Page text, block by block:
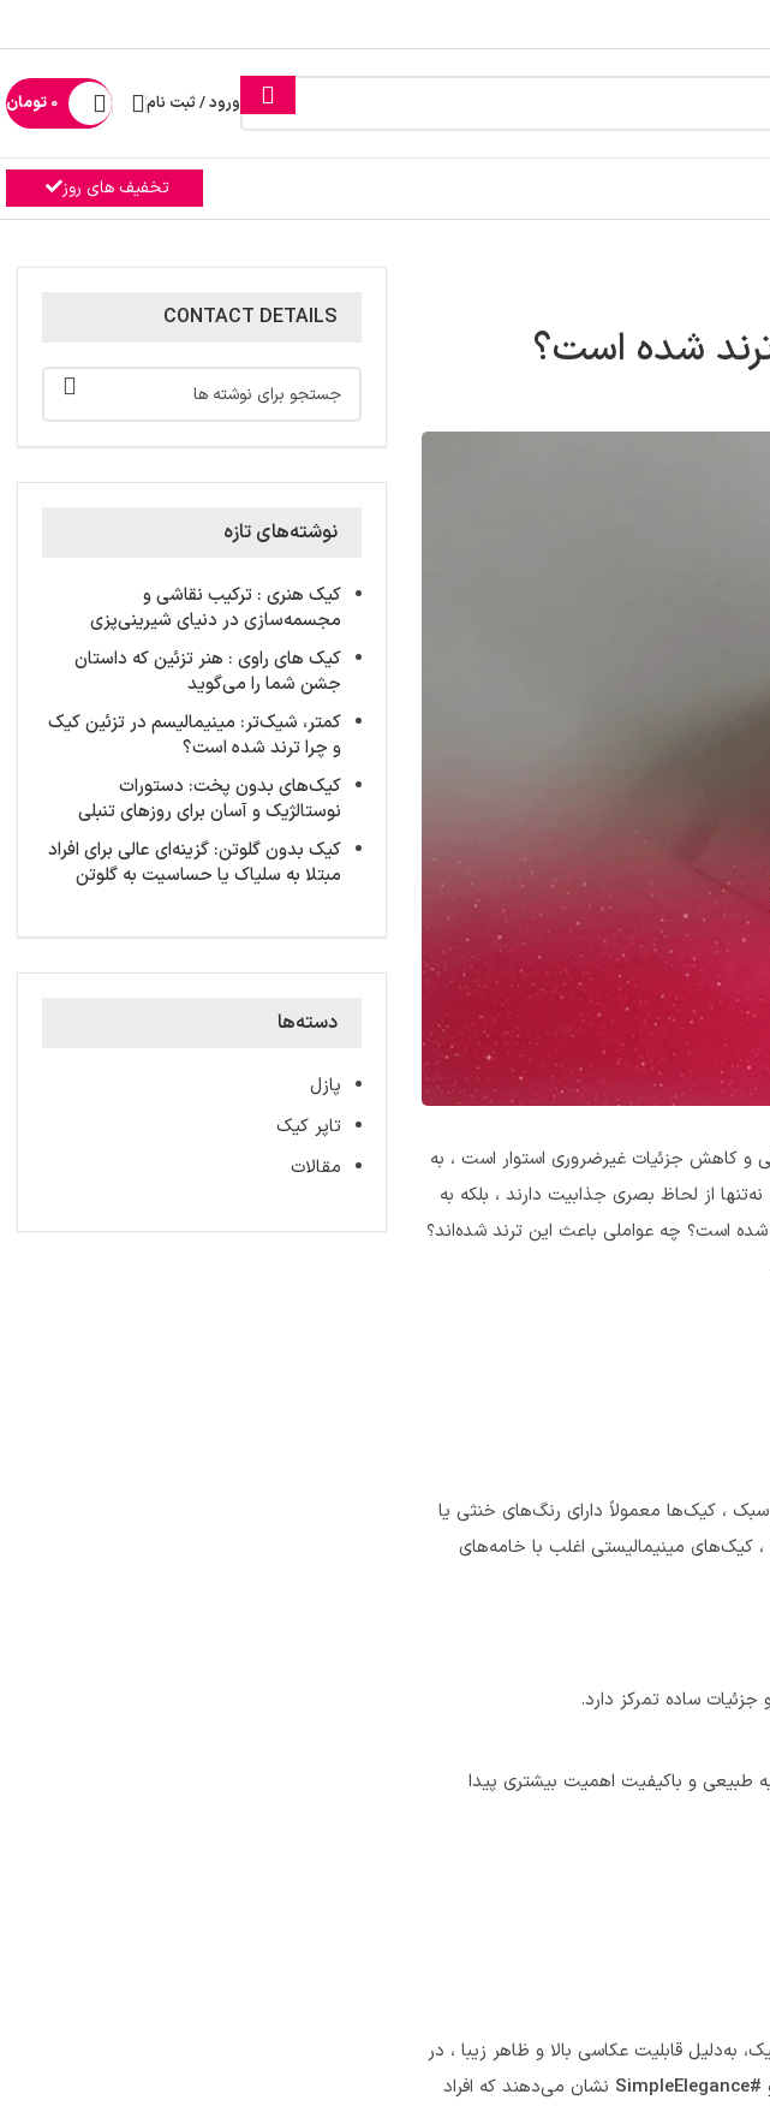
ورود / ثبت نام 0 تومان
تخفیف های روز
شده است؟
و کاهش جزئیات غیرضروری استوار است ، به
از لحاظ بصری جذابیت دارند ، بلکه به
است؟ چه عواملی باعث این ترند شده‌اند؟
، کیک‌ها معمولاً دارای رنگ‌های خنثی یا
کیک‌های مینیمالیستی اغلب با خامه‌های
ساده تمرکز دارد.
طبیعی و باکیفیت اهمیت بیشتری پیدا
قابلیت عکاسی بالا و ظاهر زیبا ، در
#SimpleElegance
نشان می‌دهند که افراد
CONTACT DETAILS
نوشته‌های تازه
کیک‌ هنری : ترکیب نقاشی و
مجسمه‌سازی در دنیای شیرینی‌پزی
کیک های راوی : هنر تزئین که داستان
جشن شما را می‌گوید
کمتر، شیک‌تر: مینیمالیسم در تزئین کیک
و چرا ترند شده است؟
کیک‌های بدون پخت: دستورات
نوستالژیک و آسان برای روزهای تنبلی
کیک‌ بدون گلوتن: گزینه‌ای عالی برای افراد
مبتلا به سلیاک یا حساسیت به گلوتن
دسته‌ها
پازل
تاپر کیک
مقالات